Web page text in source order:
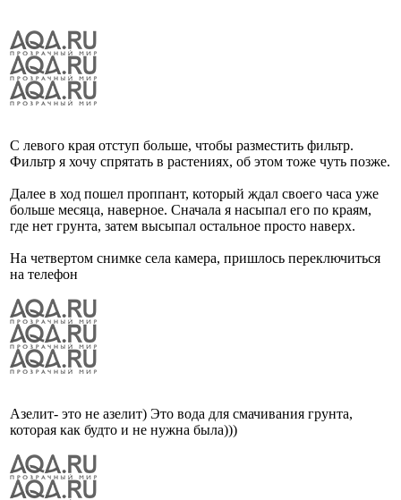
С левого края отступ больше, чтобы разместить фильтр.
Фильтр я хочу спрятать в растениях, об этом тоже чуть позже.
Далее в ход пошел проппант, который ждал своего часа уже
больше месяца, наверное. Сначала я насыпал его по краям,
где нет грунта, затем высыпал остальное просто наверх.
На четвертом снимке села камера, пришлось переключиться
на телефон
Азелит- это не азелит) Это вода для смачивания грунта,
которая как будто и не нужна была)))